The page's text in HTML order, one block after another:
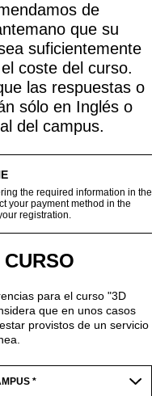
de
que su
suficientemente
coste del curso.
las respuestas o
sólo en Inglés o
del campus.
the required information in the
your payment method in the
registration.
para el curso "3D
que en unos casos
provistos de un servicio